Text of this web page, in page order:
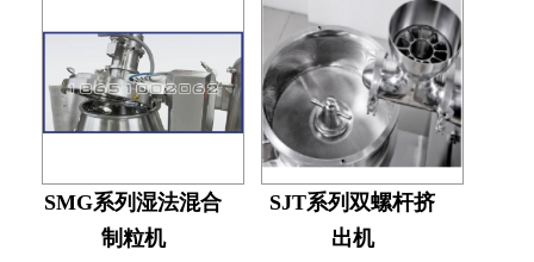
SMG系列湿法混合
制粒机
SJT系列双螺杆挤
出机